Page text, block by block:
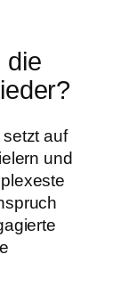
die
auf
und